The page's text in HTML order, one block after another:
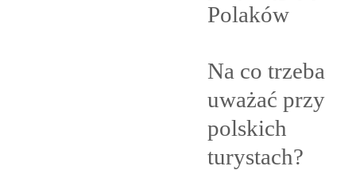
Polaków
Na co trzeba
uważać przy
polskich
turystach?